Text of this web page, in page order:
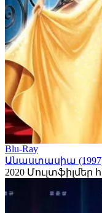
Blu-Ray
Անաստասիա
2020 Մուլտֆիլմեր